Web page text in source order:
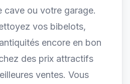
cave ou votre garage.
vos bibelots,
encore en bon
des prix attractifs
ventes. Vous